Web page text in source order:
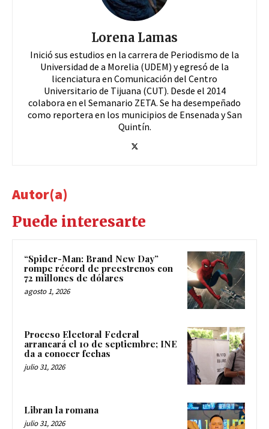
Lorena Lamas
Inició sus estudios en la carrera de Periodismo de la
Universidad de a Morelia (UDEM) y egresó de la
licenciatura en Comunicación del Centro
Universitario de Tijuana (CUT). Desde el 2014
colabora en el Semanario ZETA. Se ha desempeñado
como reportera en los municipios de Ensenada y San
Quintín.
Autor(a)
Puede interesarte
“Spider-Man: Brand New Day”
rompe récord de preestrenos con
72 millones de dólares
agosto 1, 2026
Proceso Electoral Federal
arrancará el 10 de septiembre; INE
da a conocer fechas
julio 31, 2026
Libran la romana
julio 31, 2026